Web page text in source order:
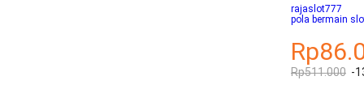
rajaslot777
pola bermain
Rp511.000 -